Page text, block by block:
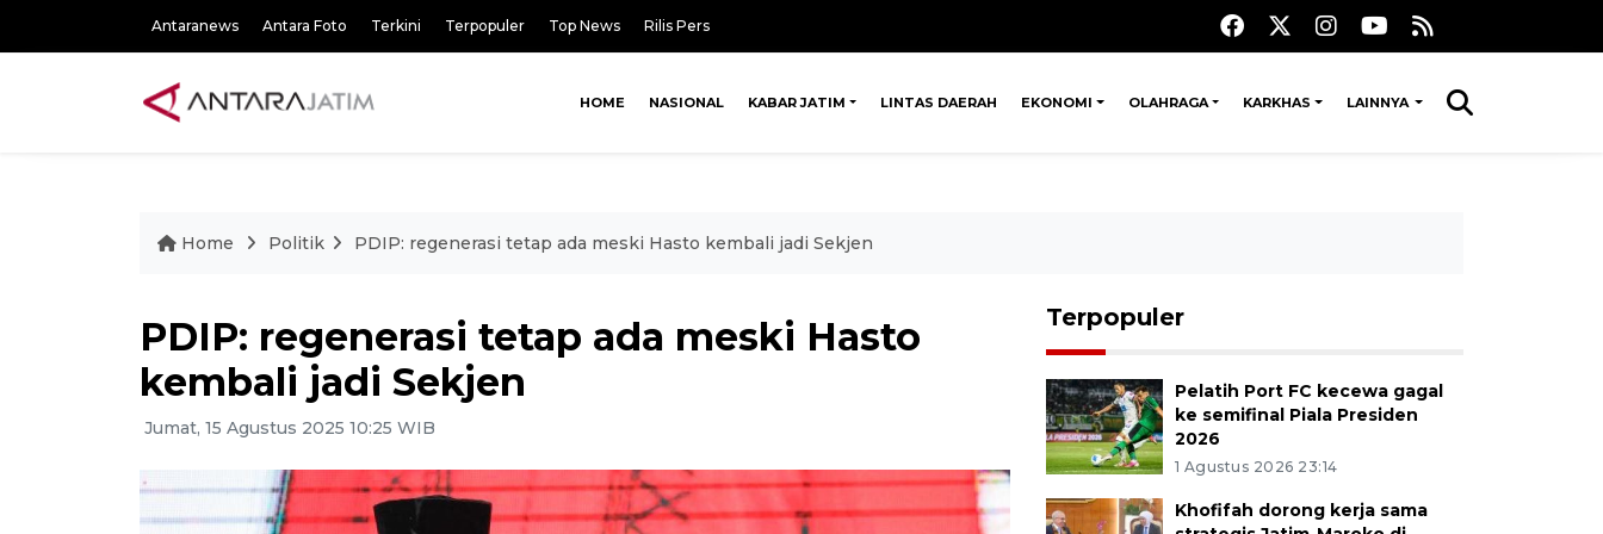
Antaranews Antara Foto Terkini Terpopuler Top News Rilis Pers
HOME NASIONAL KABAR JATIM LINTAS DAERAH EKONOMI OLAHRAGA KARKHAS LAINNYA
Home Politik PDIP: regenerasi tetap ada meski Hasto kembali jadi Sekjen
PDIP: regenerasi tetap ada meski Hasto
kembali jadi Sekjen
Jumat, 15 Agustus 2025 10:25 WIB
Terpopuler
Pelatih Port FC kecewa gagal
ke semifinal Piala Presiden
2026
1 Agustus 2026 23:14
Khofifah dorong kerja sama